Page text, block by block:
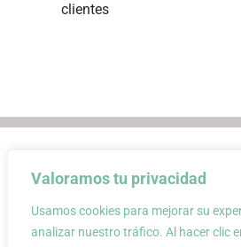
Valoramos tu privacidad
Usamos cookies para mejorar su
analizar nuestro tráfico. Al hacer clic
clientes
Condiciones de uso
Atención al Cliente
Política
Carrito
Mi cuenta